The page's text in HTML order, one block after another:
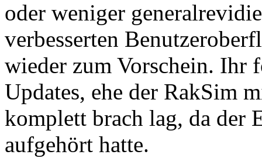
oder weniger
verbesserten
wieder zum Vorschein. Ihr
Updates, ehe der RakSim
komplett brach lag, da der
aufgehört hatte.